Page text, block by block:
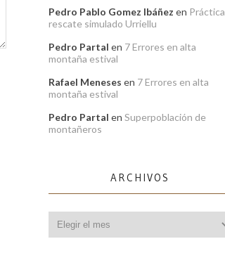
Pedro Pablo Gomez Ibáñez en Práctica
rescate simulado Urriellu
Pedro Partal en 7 Errores en alta
montaña estival
Rafael Meneses en 7 Errores en alta
montaña estival
Pedro Partal en Superpoblación de
montañeros
ARCHIVOS